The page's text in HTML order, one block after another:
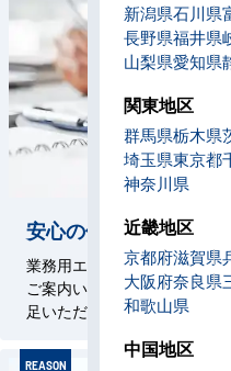
安心の価格設定
業務用エアコン専門店を58
ご案内いたします。施工技
足いただけるサービスをお約
REASON
新潟県石川県
長野県福井県
山梨県愛知県
関東地区
群馬県栃木県
埼玉県東京都
神奈川県
近畿地区
京都府滋賀県
大阪府奈良県
和歌山県
中国地区